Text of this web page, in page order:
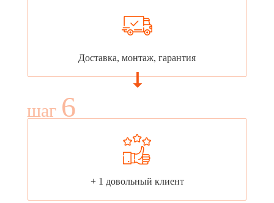
Доставка, монтаж, гарантия
шаг 6
+ 1 довольный клиент